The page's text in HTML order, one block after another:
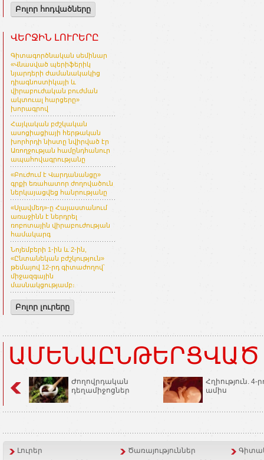
Բոլոր հոդվածները
ՎԵՐՋԻՆ ԼՈՒՐԵՐԸ
Գիտագործնական սեմինար
«Վնասված պերիֆերիկ
նյարդերի ժամանակակից
դիագնոստիկայի և
վիրաբուժական բուժման
ակտուալ հարցերը»
խորագրով
Հայկական բժշկական
ասոցիացիայի հերթական
խորհրդի նիստը նվիրված էր
Առողջության համընդհանուր
ապահովագրությանը
«Բուժում է Վարդանանցը»
գրքի եռահատոր ժողովածուն
ներկայացվեց հանրությանը
«Սլավմեդ»-ը Հայաստանում
առաջինն է ներդրել
ռոբոտային վիրաբուժության
համակարգ
Նոյեմբերի 1-ին և 2-ին,
«Ընտանեկան բժշկություն»
թեմայով 12-րդ գիտաժողով՝
միջազգային
մասնակցությամբ։
Բոլոր լուրերը
Ժողովրդական
դեղամիջոցներ
Հղիություն. 4-
ամիս
Լուրեր Ծառայություններ